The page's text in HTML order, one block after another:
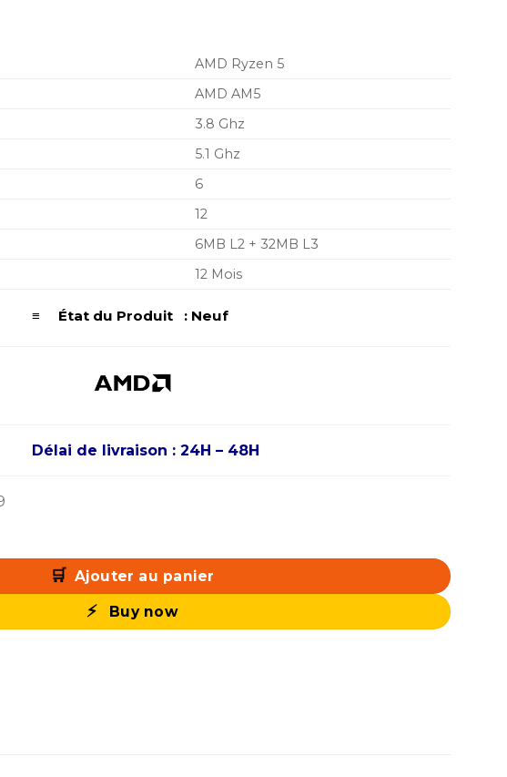
7.899,00 MAD.
AMD Ryzen 5
AMD AM5
3.8 Ghz
5.1 Ghz
6
12
6MB L2 + 32MB L3
12 Mois
≡ État du Produit : Neuf
Délai de livraison : 24H – 48H
(4.4 GHz / 5.5 GHz) BOX
Ajouter au panier
Buy now